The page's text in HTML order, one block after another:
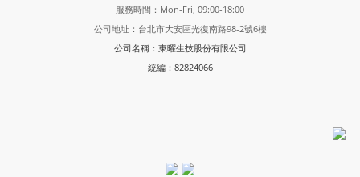
服務時間：Mon-Fri, 09:00-18:00
公司地址：台北市大安區光復南路98-2號6樓
公司名稱：東曜生技股份有限公司
統編：82824066